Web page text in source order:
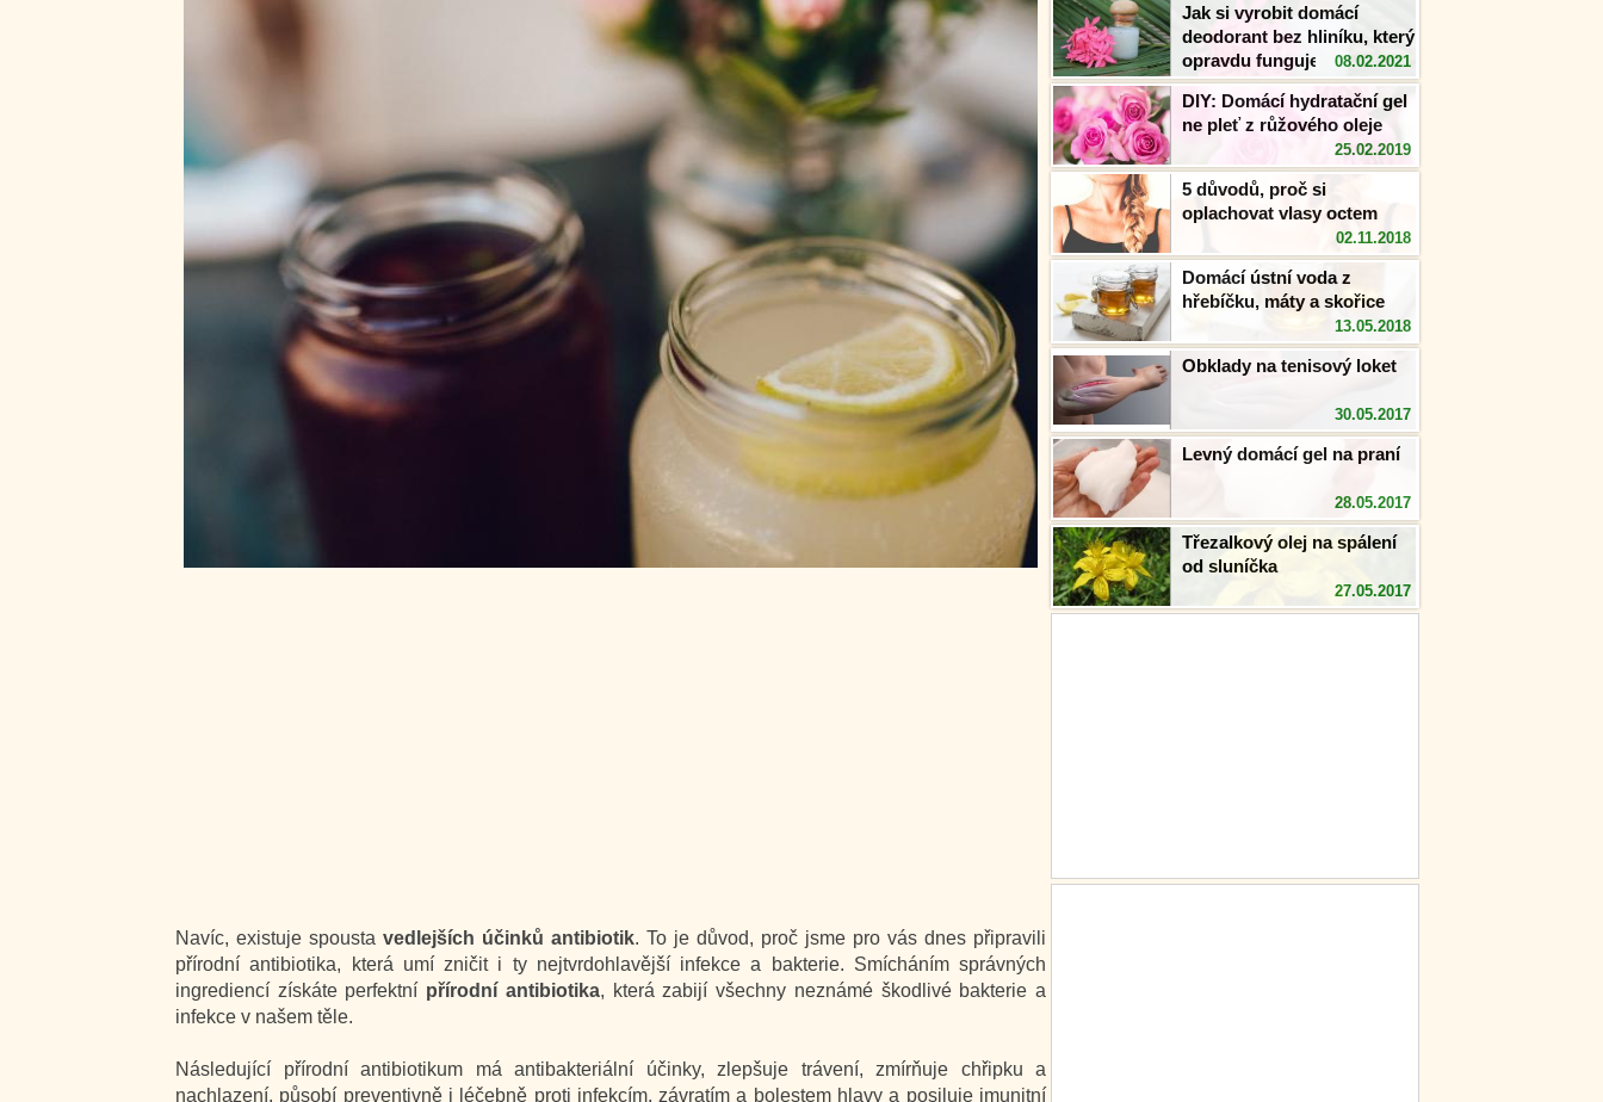
Jak si vyrobit domácí
deodorant bez hliníku, který
opravdu funguje?
08.02.2021
DIY: Domácí hydratační gel
ne pleť z růžového oleje
25.02.2019
5 důvodů, proč si
oplachovat vlasy octem
02.11.2018
Domácí ústní voda z
hřebíčku, máty a skořice
13.05.2018
Obklady na tenisový loket
30.05.2017
Levný domácí gel na praní
28.05.2017
Třezalkový olej na spálení
od sluníčka
27.05.2017
Navíc, existuje spousta vedlejších účinků antibiotik. To je důvod, proč jsme pro vás dnes připravili
přírodní antibiotika, která umí zničit i ty nejtvrdohlavější infekce a bakterie. Smícháním správných
ingrediencí získáte perfektní přírodní antibiotika, která zabijí všechny neznámé škodlivé bakterie a
infekce v našem těle.
Následující přírodní antibiotikum má antibakteriální účinky, zlepšuje trávení, zmírňuje chřipku a
nachlazení, působí preventivně i léčebně proti infekcím, závratím a bolestem hlavy a posiluje imunitní